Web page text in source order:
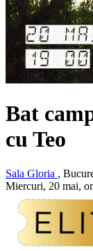
Bat
cu Teo
Sala Gloria ,
Miercuri, 20 mai,